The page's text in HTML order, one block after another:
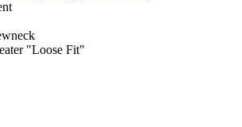
"Loose Fit"